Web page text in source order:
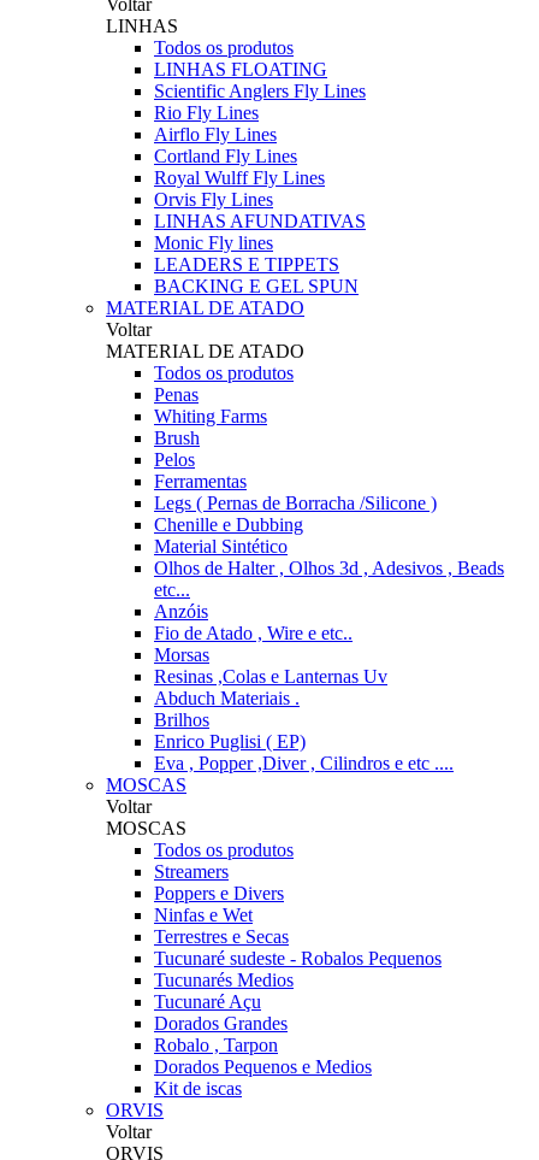
Voltar
LINHAS
Todos os produtos
LINHAS FLOATING
Scientific Anglers Fly Lines
Rio Fly Lines
Airflo Fly Lines
Cortland Fly Lines
Royal Wulff Fly Lines
Orvis Fly Lines
LINHAS AFUNDATIVAS
Monic Fly lines
LEADERS E TIPPETS
BACKING E GEL SPUN
MATERIAL DE ATADO
Voltar
MATERIAL DE ATADO
Todos os produtos
Penas
Whiting Farms
Brush
Pelos
Ferramentas
Legs ( Pernas de Borracha /Silicone )
Chenille e Dubbing
Material Sintético
Olhos de Halter , Olhos 3d , Adesivos , Beads
etc...
Anzóis
Fio de Atado , Wire e etc..
Morsas
Resinas ,Colas e Lanternas Uv
Abduch Materiais .
Brilhos
Enrico Puglisi ( EP)
Eva , Popper ,Diver , Cilindros e etc ....
MOSCAS
Voltar
MOSCAS
Todos os produtos
Streamers
Poppers e Divers
Ninfas e Wet
Terrestres e Secas
Tucunaré sudeste - Robalos Pequenos
Tucunarés Medios
Tucunaré Açu
Dorados Grandes
Robalo , Tarpon
Dorados Pequenos e Medios
Kit de iscas
ORVIS
Voltar
ORVIS